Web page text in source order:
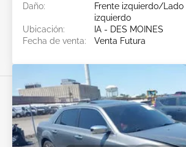
Daño:
Frente izquierdo/Lado
izquierdo
Ubicación:
IA - DES MOINES
Fecha de venta:
Venta Futura